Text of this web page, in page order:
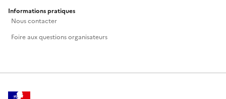
Informations pratiques
Nous contacter
Foire aux questions organisateurs